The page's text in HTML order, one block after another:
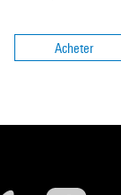
Acheter